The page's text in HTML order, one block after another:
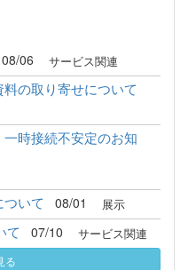
08/06 サービス関連
の取り寄せについて
時接続不安定のお知
いて 08/01 展示
て 07/10 サービス関連
る